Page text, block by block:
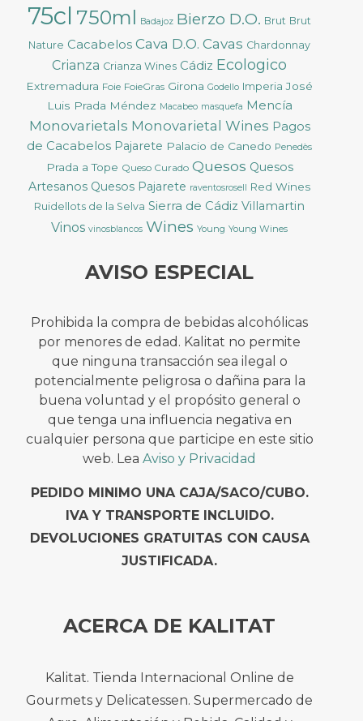
75cl 750ml Badajoz Bierzo D.O. Brut Brut
Nature Cacabelos Cava D.O. Cavas Chardonnay
Crianza Crianza Wines Cádiz Ecologico
Extremadura Foie FoieGras Girona Godello Imperia José
Luis Prada Méndez Macabeo masquefa Mencía
Monovarietals Monovarietal Wines Pagos
de Cacabelos Pajarete Palacio de Canedo Penedès
Prada a Tope Queso Curado Quesos Quesos
Artesanos Quesos Pajarete raventosrosell Red Wines
Ruidellots de la Selva Sierra de Cádiz Villamartin
Vinos vinosblancos Wines Young Young Wines
AVISO ESPECIAL
Prohibida la compra de bebidas alcohólicas
por menores de edad. Kalitat no permite
que ninguna transacción sea ilegal o
potencialmente peligrosa o dañina para la
buena voluntad y el propósito general o
que tenga una influencia negativa en
cualquier persona que participe en este sitio
web. Lea Aviso y Privacidad
PEDIDO MINIMO UNA CAJA/SACO/CUBO.
IVA Y TRANSPORTE INCLUIDO.
DEVOLUCIONES GRATUITAS CON CAUSA
JUSTIFICADA.
ACERCA DE KALITAT
Kalitat. Tienda Internacional Online de
Gourmets y Delicatessen. Supermercado de